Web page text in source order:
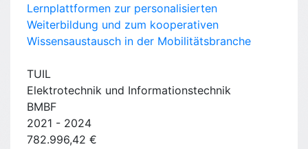
Lernplattformen zur personalisierten
Weiterbildung und zum kooperativen
Wissensaustausch in der Mobilitätsbranche
TUIL
Elektrotechnik und Informationstechnik
BMBF
2021 - 2024
782.996,42 €